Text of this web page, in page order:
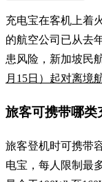
充电宝在客机上着
的航空公司已从去
患风险，新加坡民
月15日）起对离境
旅客可携带哪类
旅客登机时可携带
电宝，每人限制最